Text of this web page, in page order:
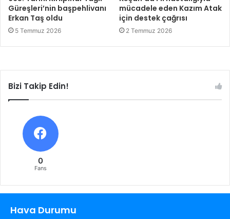
Güreşleri’nin başpehlivanı
Erkan Taş oldu
5 Temmuz 2026
mücadele eden Kazım Atak
için destek çağrısı
2 Temmuz 2026
Bizi Takip Edin!
0
Fans
Hava Durumu